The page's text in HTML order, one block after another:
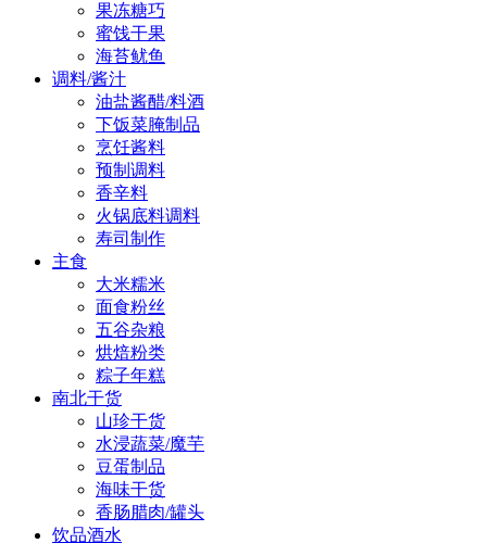
果冻糖巧
蜜饯干果
海苔鱿鱼
调料/酱汁
油盐酱醋/料酒
下饭菜腌制品
烹饪酱料
预制调料
香辛料
火锅底料调料
寿司制作
主食
大米糯米
面食粉丝
五谷杂粮
烘焙粉类
粽子年糕
南北干货
山珍干货
水浸蔬菜/魔芋
豆蛋制品
海味干货
香肠腊肉/罐头
饮品酒水